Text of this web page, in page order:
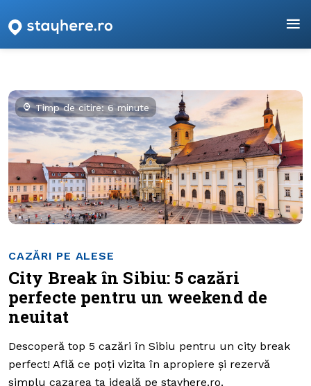
Timp de citire: 6 minute
CAZĂRI PE ALESE
City Break în Sibiu: 5 cazări
perfecte pentru un weekend de
neuitat
Descoperă top 5 cazări în Sibiu pentru un city break
perfect! Află ce poți vizita în apropiere și rezervă
simplu cazarea ta ideală pe stayhere.ro.